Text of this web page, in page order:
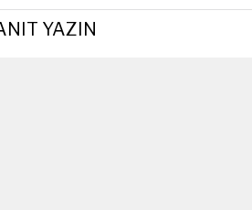
YAZIN